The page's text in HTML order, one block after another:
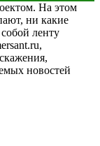
На этом
ни какие
ленту
новостей